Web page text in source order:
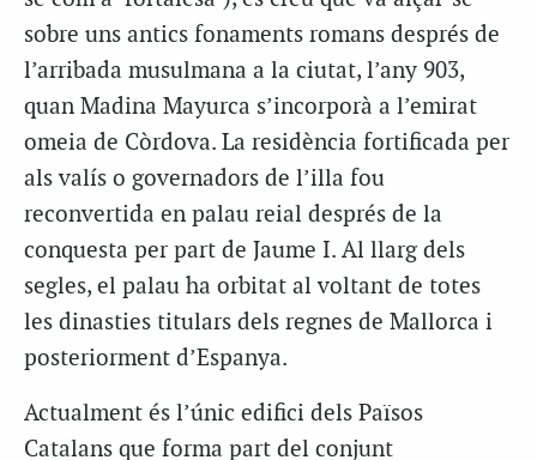
sobre uns antics fonaments romans després de
l’arribada musulmana a la ciutat, l’any 903,
quan Madina Mayurca s’incorporà a l’emirat
omeia de Còrdova. La residència fortificada per
als valís o governadors de l’illa fou
reconvertida en palau reial després de la
conquesta per part de Jaume I. Al llarg dels
segles, el palau ha orbitat al voltant de totes
les dinasties titulars dels regnes de Mallorca i
posteriorment d’Espanya.
Actualment és l’únic edifici dels Països
Catalans que forma part del conjunt